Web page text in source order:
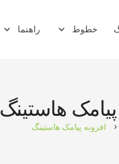
خطوط راهنما
پیامک هاستینگ
chevron_right افزونه پیامک هاستینگ